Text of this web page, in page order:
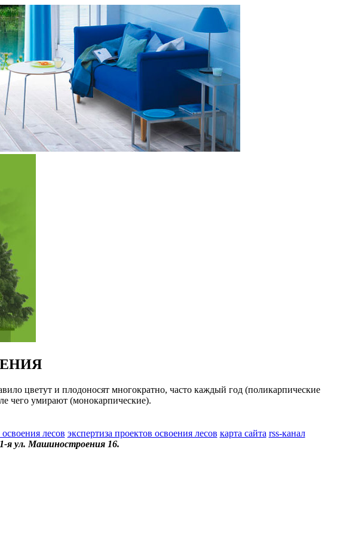
цветут и плодоносят многократно, часто каждый год (поликарпические
чего умирают (монокарпические).
лесов экспертиза проектов освоения лесов карта сайта rss-канал
я ул. Машиностроения 16.